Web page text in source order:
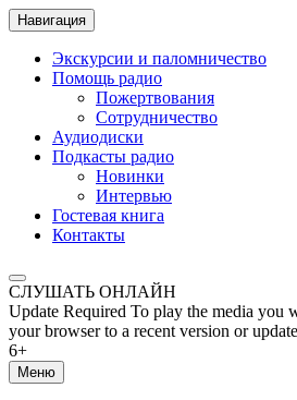
Навигация
Экскурсии и паломничество
Помощь радио
Пожертвования
Сотрудничество
Аудиодиски
Подкасты радио
Новинки
Интервью
Гостевая книга
Контакты
СЛУШАТЬ ОНЛАЙН
Update Required To play the media you
your browser to a recent version or
6+
Меню